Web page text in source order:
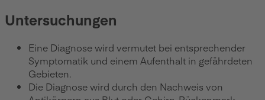
Untersuchungen
Eine Diagnose wird vermutet bei entsprechender
Symptomatik und einem Aufenthalt in gefährdeten
Gebieten.
Die Diagnose wird durch den Nachweis von